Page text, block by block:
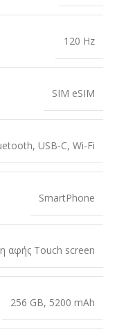
120 Hz
SIM eSIM
, USB-C, Wi-Fi
SmartPhone
αφής Touch screen
256 GB, 5200 mAh